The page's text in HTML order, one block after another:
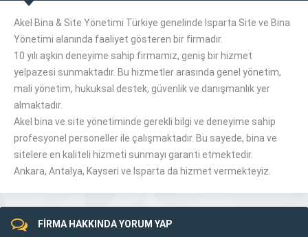
Akel Bina & Site Yönetimi Türkiye genelinde Isparta Site ve Bina
Yönetimi alanında faaliyet gösteren bir firmadır.
10 yılı aşkın deneyime sahip firmamız, geniş bir hizmet
yelpazesi sunmaktadır. Bu hizmetler arasında genel yönetim,
mali yönetim, hukuksal destek, güvenlik ve danışmanlık yer
almaktadır.
Akel bina ve site yönetiminde gerekli bilgi ve deneyime sahip
profesyonel personeller ile çalışmaktadır. Bu sayede, bina ve
sitelere en kaliteli hizmeti sunmayı garanti etmektedir.
Ankara, Antalya, Kayseri ve Isparta da hizmet vermekteyiz.
FİRMA HAKKINDA YORUM YAP